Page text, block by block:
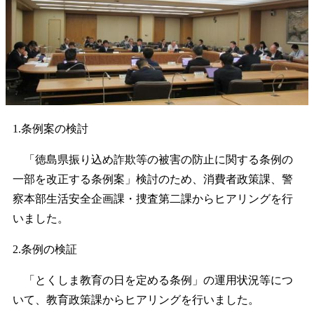
1.条例案の検討
「徳島県振り込め詐欺等の被害の防止に関する条例の
一部を改正する条例案」検討のため、消費者政策課、警
察本部生活安全企画課・捜査第二課からヒアリングを行
いました。
2.条例の検証
「とくしま教育の日を定める条例」の運用状況等につ
いて、教育政策課からヒアリングを行いました。